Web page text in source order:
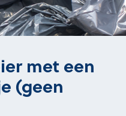
met een
(geen